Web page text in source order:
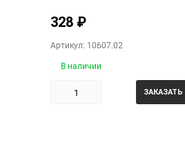
328 ₽
Артикул: 10607.02
В наличии